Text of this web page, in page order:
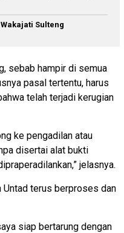
Sulteng
sebab hampir di semua
pasal tertentu, harus
telah terjadi kerugian
ke pengadilan atau
disertai alat bukti
jelasnya.
terus berproses dan
siap bertarung dengan